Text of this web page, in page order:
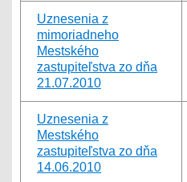
Uznesenia z
mimoriadneho
Mestského
zastupiteľstva zo dňa
21.07.2010
Uznesenia z
Mestského
zastupiteľstva zo dňa
14.06.2010